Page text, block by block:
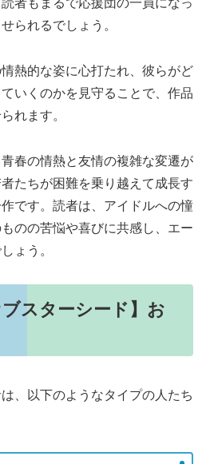
者もまるで応援団の一員になっ
られるでしょう。
熱的な姿に心打たれ、彼らがど
いくのかを見守ることで、作品
れます。
春の情熱と友情の複雑な変遷が
たちが困難を乗り越えて成長す
です。読者は、アイドルへの憧
のの苦悩や喜びに共感し、エー
ょう。
ブスターシード】お
、以下のようなタイプの人たち